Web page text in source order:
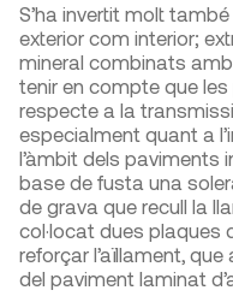
S’ha invertit molt
exterior com interior;
mineral combinats
tenir en compte que
respecte a la
especialment quant a
l’àmbit dels paviments
base de fusta una
de grava que recull la
col·locat dues plaques
reforçar l’aïllament,
del paviment laminat